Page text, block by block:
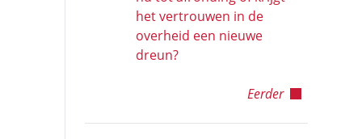
het vertrouwen in de
overheid een nieuwe
dreun?
Eerder